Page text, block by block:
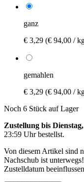
ganz
€ 3,29 (€ 94,00 /
gemahlen
€ 3,29 (€ 94,00 /
Noch 6 Stück auf Lager
Zustellung bis
23:59 Uhrbestellst.
Von diesem Artikel sind
Nachschub ist
Zustelldatum